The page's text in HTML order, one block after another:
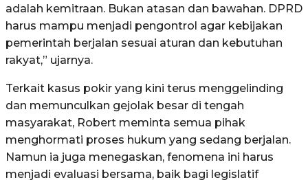
adalah kemitraan. Bukan atasan dan bawahan. DPRD
harus mampu menjadi pengontrol agar kebijakan
pemerintah berjalan sesuai aturan dan kebutuhan
rakyat,” ujarnya.
Terkait kasus pokir yang kini terus menggelinding
dan memunculkan gejolak besar di tengah
masyarakat, Robert meminta semua pihak
menghormati proses hukum yang sedang berjalan.
Namun ia juga menegaskan, fenomena ini harus
menjadi evaluasi bersama, baik bagi legislatif